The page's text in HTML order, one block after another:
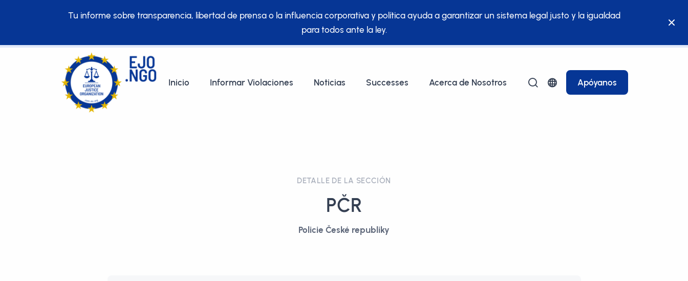
Tu informe sobre transparencia, libertad de prensa o la influencia corporativa y política ayuda a garantizar un sistema legal justo y la igualdad
para todos ante la ley.
Inicio Informar Violaciones Noticias Successes Acerca de Nosotros Apóyanos
DETALLE DE LA SECCIÓN
PČR
Policie České republiky